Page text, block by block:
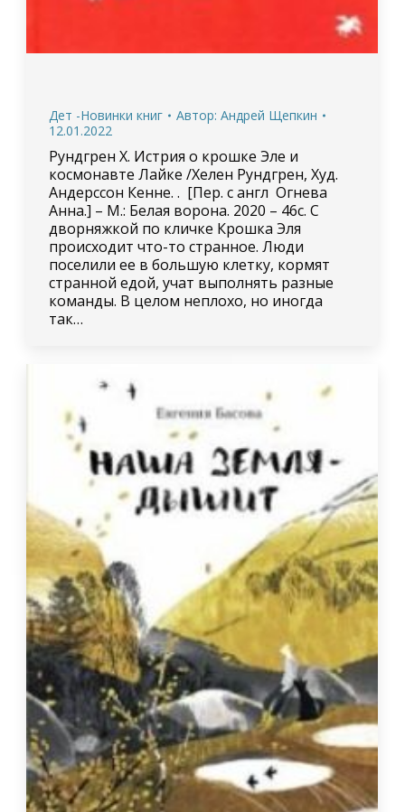
Дет -Новинки книг Автор: Андрей Щепкин
12.01.2022
Рундгрен Х. Истрия о крошке Эле и
космонавте Лайке /Хелен Рундгрен, Худ.
Андерссон Кенне. . [Пер. с англ Огнева
Анна.] – М.: Белая ворона. 2020 – 46с. С
дворняжкой по кличке Крошка Эля
происходит что-то странное. Люди
поселили ее в большую клетку, кормят
странной едой, учат выполнять разные
команды. В целом неплохо, но иногда
так…